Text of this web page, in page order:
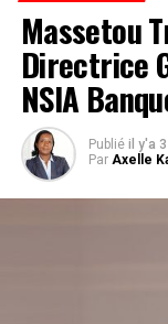
Massetou
Directrice
NSIA
Publié il y'a
Par Axelle